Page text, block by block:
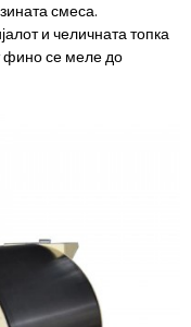
смеса.
и челичната топка
фино се меле до